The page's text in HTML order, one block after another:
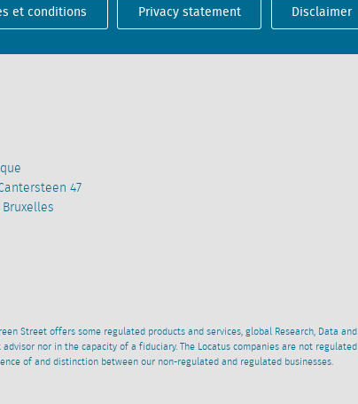
et conditions Privacy statement Disclaimer
47
Street offers some regulated products and services, global Research, Data and
nor in the capacity of a fiduciary. The Locatus companies are not regulated
of and distinction between our non-regulated and regulated businesses.